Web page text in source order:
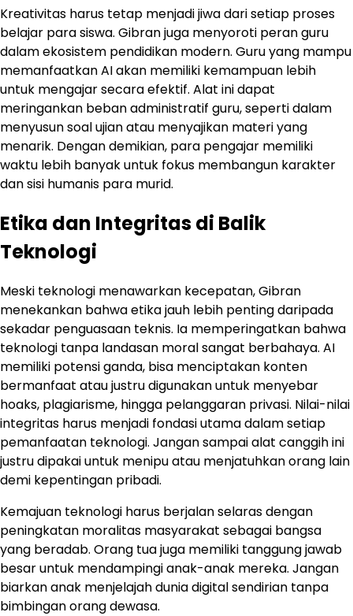
Kreativitas harus tetap menjadi jiwa dari setiap proses
belajar para siswa. Gibran juga menyoroti peran guru
dalam ekosistem pendidikan modern. Guru yang mampu
memanfaatkan AI akan memiliki kemampuan lebih
untuk mengajar secara efektif. Alat ini dapat
meringankan beban administratif guru, seperti dalam
menyusun soal ujian atau menyajikan materi yang
menarik. Dengan demikian, para pengajar memiliki
waktu lebih banyak untuk fokus membangun karakter
dan sisi humanis para murid.
Etika dan Integritas di Balik
Teknologi
Meski teknologi menawarkan kecepatan, Gibran
menekankan bahwa etika jauh lebih penting daripada
sekadar penguasaan teknis. Ia memperingatkan bahwa
teknologi tanpa landasan moral sangat berbahaya. AI
memiliki potensi ganda, bisa menciptakan konten
bermanfaat atau justru digunakan untuk menyebar
hoaks, plagiarisme, hingga pelanggaran privasi. Nilai-nilai
integritas harus menjadi fondasi utama dalam setiap
pemanfaatan teknologi. Jangan sampai alat canggih ini
justru dipakai untuk menipu atau menjatuhkan orang lain
demi kepentingan pribadi.
Kemajuan teknologi harus berjalan selaras dengan
peningkatan moralitas masyarakat sebagai bangsa
yang beradab. Orang tua juga memiliki tanggung jawab
besar untuk mendampingi anak-anak mereka. Jangan
biarkan anak menjelajah dunia digital sendirian tanpa
bimbingan orang dewasa.